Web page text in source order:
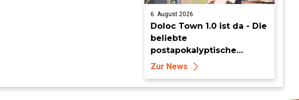
6. August 2026
Doloc Town 1.0 ist da - Die
beliebte
postapokalyptische
Farming-Simulation
verlässt heute den Early
Access
Zur News